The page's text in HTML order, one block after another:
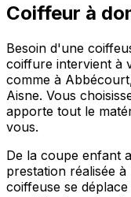
Coiffeur à
Besoin d'une
coiffure intervient à
comme à
Aisne. Vous
apporte tout le
vous.
De la coupe enfant
prestation réalisée
coiffeuse se